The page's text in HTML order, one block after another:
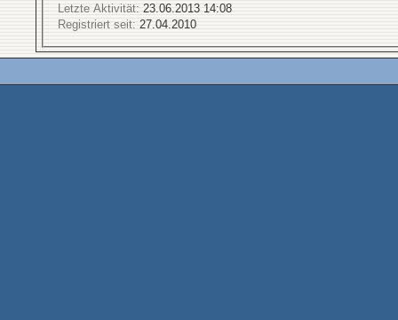
Letzte Aktivität: 23.06.2013 14:08
Registriert seit: 27.04.2010